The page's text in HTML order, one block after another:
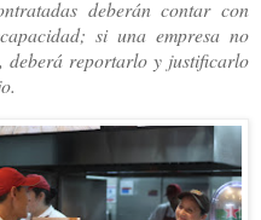
deberán contar con
si una empresa no
reportarlo y justificarlo